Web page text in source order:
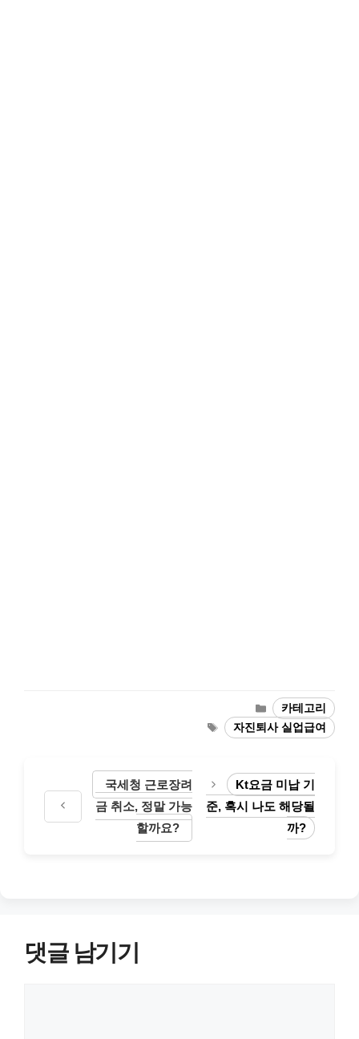
카
테
고
카테고리
태
그
자진퇴사 실업급여
국세청 근로장려
금 취소, 정말 가능
할까요?
Kt요금 미납 기
준, 혹시 나도 해당될
까?
댓글 남기기